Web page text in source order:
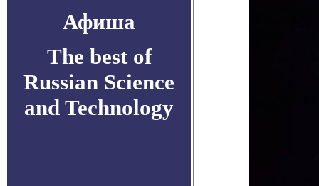
Афиша
The best of
Russian Science
and Technology